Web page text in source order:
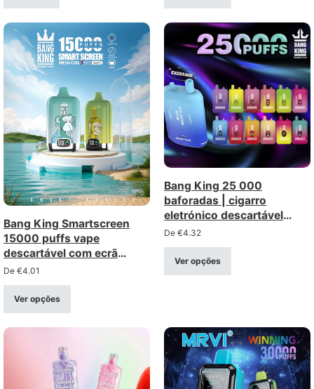
Bang King Smartscreen
15000 puffs vape
descartável com ecrã
inteligente e bobina de
rede
De €4.01
Ver opções
Bang King 25 000
baforadas | cigarro
eletrónico descartável
recarregável – venda por
grosso (intensidades 0%,
2%, 3%, 5%)
De €4.32
Ver opções